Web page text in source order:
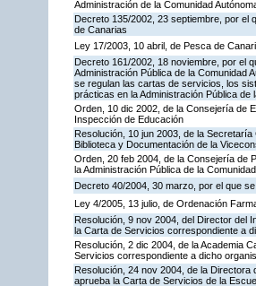
Administración de la Comunidad
Decreto 135/2002, 23 septiembre, por el
de Canarias
Ley 17/2003, 10 abril, de Pesca de
Decreto 161/2002, 18 noviembre, por el
Administración Pública de la Comunidad
se regulan las cartas de servicios, los
prácticas en la Administración Pública de
Orden, 10 dic 2002, de la Consejería de
Inspección de Educación
Resolución, 10 jun 2003, de la
Biblioteca y Documentación de la
Orden, 20 feb 2004, de la Consejería de
la Administración Pública de la
Decreto 40/2004, 30 marzo, por el que
Ley 4/2005, 13 julio, de Ordenación
Resolución, 9 nov 2004, del Director del
la Carta de Servicios correspondiente a
Resolución, 2 dic 2004, de la Academia
Servicios correspondiente a dicho
Resolución, 24 nov 2004, de la
aprueba la Carta de Servicios de la